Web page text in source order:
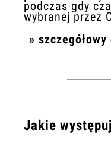
podczas gdy
wybranej przez
»
Jakie